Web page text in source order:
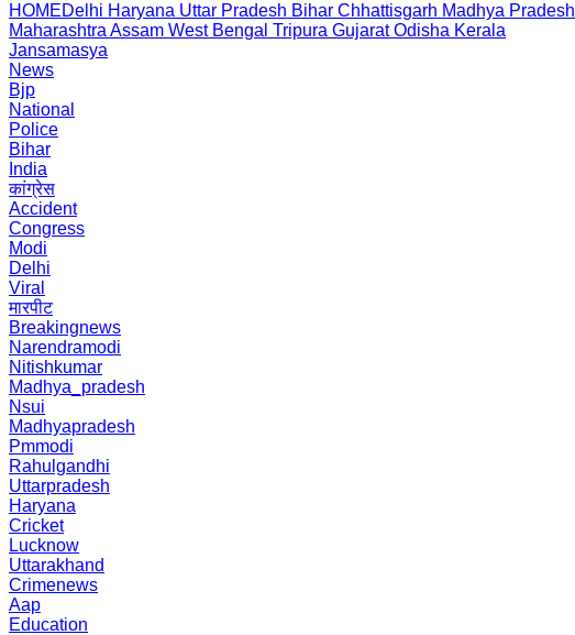
HOMEDelhi Haryana Uttar Pradesh Bihar Chhattisgarh Madhya Pradesh
Maharashtra Assam West Bengal Tripura Gujarat Odisha Kerala
Jansamasya
News
Bjp
National
Police
Bihar
India
कांग्रेस
Accident
Congress
Modi
Delhi
Viral
मारपीट
Breakingnews
Narendramodi
Nitishkumar
Madhya_pradesh
Nsui
Madhyapradesh
Pmmodi
Rahulgandhi
Uttarpradesh
Haryana
Cricket
Lucknow
Uttarakhand
Crimenews
Aap
Education